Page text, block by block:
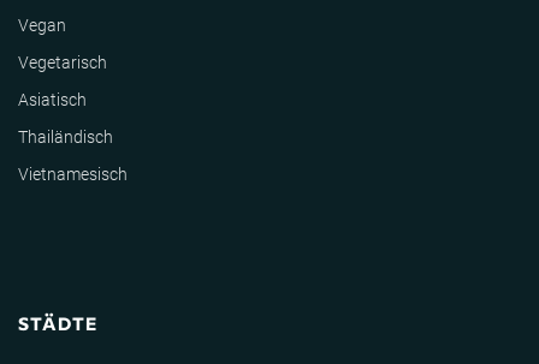
Vegan
Vegetarisch
Asiatisch
Thailändisch
Vietnamesisch
STÄDTE